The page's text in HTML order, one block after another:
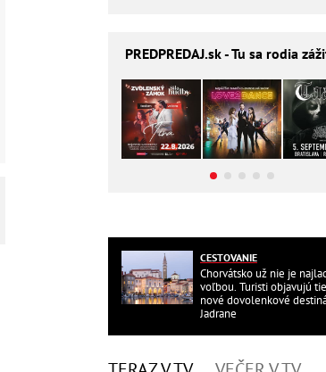
PREDPREDAJ.sk - Tu sa rodia
CESTOVANIE
Chorvátsko už nie je
voľbou. Turisti objavujú
nové dovolenkové
Jadrane